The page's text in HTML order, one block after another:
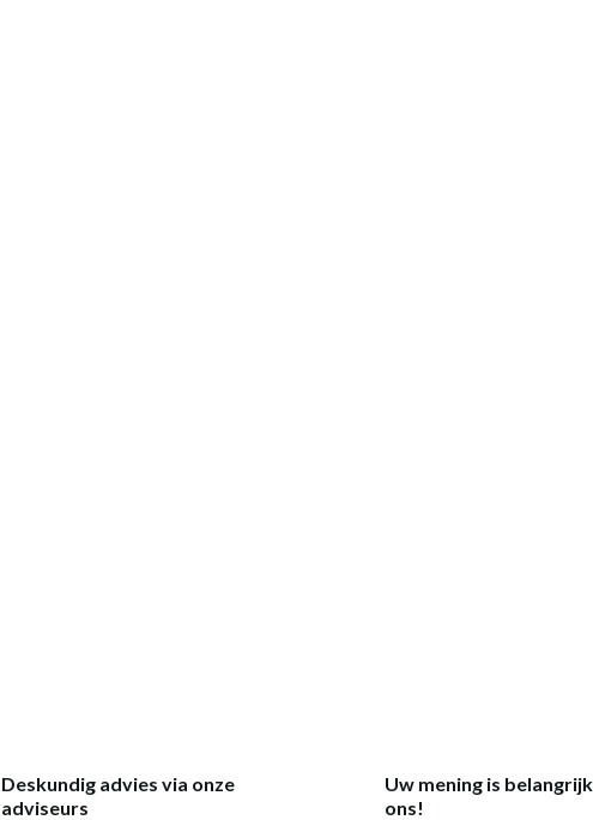
Deskundig advies via onze
adviseurs
Uw mening is
ons!